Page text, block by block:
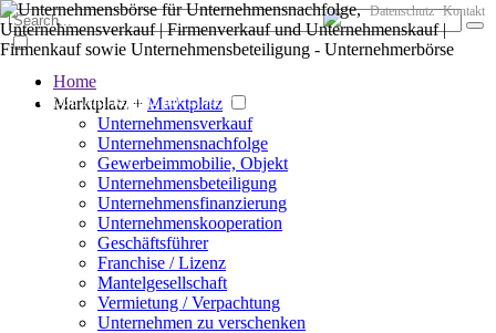
Der große Marktplatz für Unternehmen
Datenschutz Kontakt
Home
Marktplatz + Marktplatz
Unternehmensverkauf
Unternehmensnachfolge
Gewerbeimmobilie, Objekt
Unternehmensbeteiligung
Unternehmensfinanzierung
Unternehmenskooperation
Geschäftsführer
Franchise / Lizenz
Mantelgesellschaft
Vermietung / Verpachtung
Unternehmen zu verschenken